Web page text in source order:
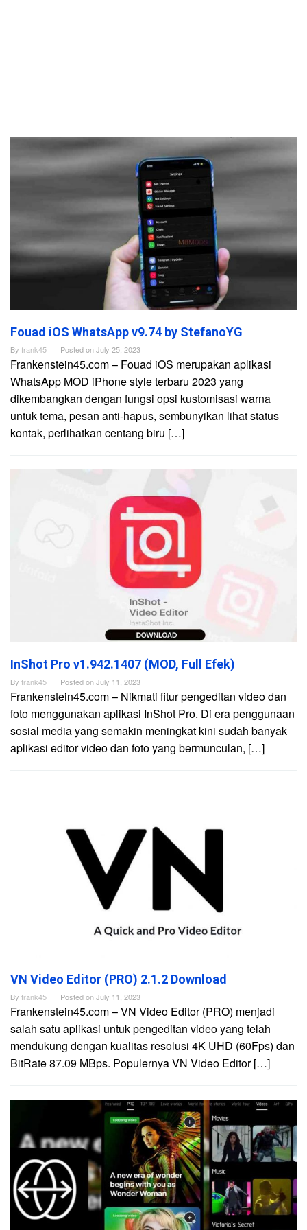
Frankenstein45.Com
Fouad iOS WhatsApp v9.74 by StefanoYG
By frank45 Posted onJuly 25, 2023
Frankenstein45.com – Fouad iOS merupakan aplikasi
WhatsApp MOD iPhone style terbaru 2023 yang
dikembangkan dengan fungsi opsi kustomisasi warna
untuk tema, pesan anti-hapus, sembunyikan lihat status
kontak, perlihatkan centang biru […]
InShot Pro v1.942.1407 (MOD, Full Efek)
By frank45 Posted onJuly 11, 2023
Frankenstein45.com – Nikmati fitur pengeditan video dan
foto menggunakan aplikasi InShot Pro. Di era penggunaan
sosial media yang semakin meningkat kini sudah banyak
aplikasi editor video dan foto yang bermunculan, […]
VN Video Editor (PRO) 2.1.2 Download
By frank45 Posted onJuly 11, 2023
Frankenstein45.com – VN Video Editor (PRO) menjadi
salah satu aplikasi untuk pengeditan video yang telah
mendukung dengan kualitas resolusi 4K UHD (60Fps) dan
BitRate 87.09 MBps. Populernya VN Video Editor […]